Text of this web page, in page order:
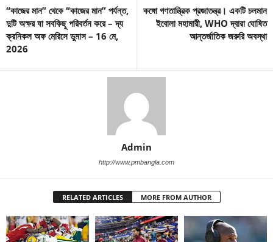
“কাজের মান” থেকে “কাজের মান” পর্যন্ত,
দুটি অক্ষর যা সবকিছু পরিবর্তন করে – দ্য
ক্রনিকল অফ মেরিসে ডুমাস – 16 মে,
2026
কঙ্গো গণতান্ত্রিক প্রজাতন্ত্র। একটি চলমান
ইবোলা মহামারী, WHO দ্বারা ঘোষিত
আন্তর্জাতিক জরুরি অবস্থা
Admin
http://www.pmbangla.com
RELATED ARTICLES MORE FROM AUTHOR